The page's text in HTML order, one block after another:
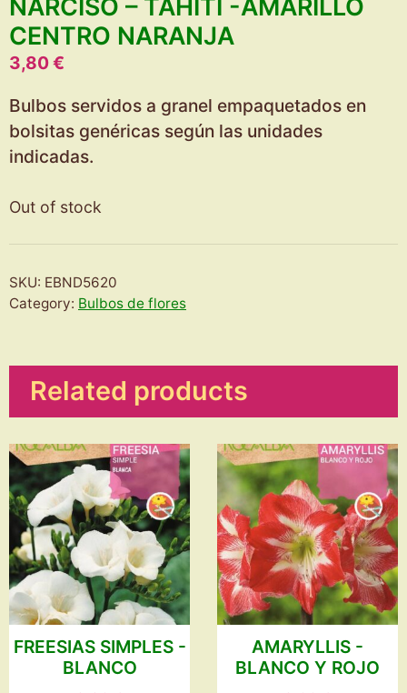
NARCISO – TAHITI -AMARILLO
CENTRO NARANJA
3,80€
Bulbos servidos a granel empaquetados en
bolsitas genéricas según las unidades
indicadas.
Out of stock
SKU: EBND5620
Category: Bulbos de flores
Related products
FREESIAS SIMPLES -
BLANCO
AMARYLLIS -
BLANCO Y ROJO